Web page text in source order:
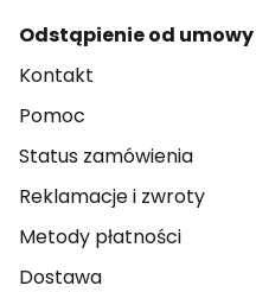
Odstąpienie od umowy
Kontakt
Pomoc
Status zamówienia
Reklamacje i zwroty
Metody płatności
Dostawa